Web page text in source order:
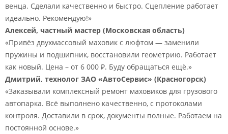
венца. Сделали качественно и быстро. Сцепление работает
идеально. Рекомендую!»
Алексей, частный мастер (Московская область)
«Привёз двухмассовый маховик с люфтом — заменили
пружины и подшипник, восстановили геометрию. Работает
как новый. Цена – от 6 000 ₽. Буду обращаться ещё.»
Дмитрий, технолог ЗАО «АвтоСервис» (Красногорск)
«Заказывали комплексный ремонт маховиков для грузового
автопарка. Всё выполнено качественно, с протоколами
контроля. Доставили в срок, документы полные. Работаем на
постоянной основе.»